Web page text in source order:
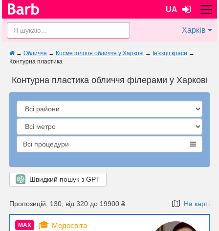
UA
Харків
→ Обличчя → Косметологія обличчя у Харкові → Ін'єкції краси →
Контурна пластика
Контурна пластика обличчя філерами у Харкові
Всі процедури
Швидкий пошук з GPT
Пропозицій: 130, від 320 до 19900 ₴ На карті
MAX 🎓 Медосвіта